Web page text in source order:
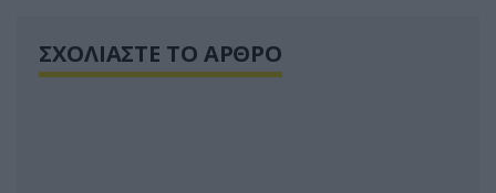
ΣΧΟΛΙΑΣΤΕ ΤΟ ΑΡΘΡΟ